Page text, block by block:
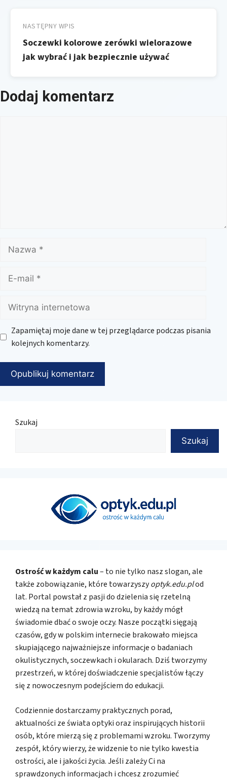
NASTĘPNY WPIS
Soczewki kolorowe zerówki wielorazowe
jak wybrać i jak bezpiecznie używać
Dodaj komentarz
Nazwa
mail
Witryna
internetowa
Zapamiętaj moje dane w tej przeglądarce podczas pisania
kolejnych komentarzy.
Szukaj
Szukaj
Ostrość w każdym calu– to nie tylko nasz slogan, ale
także zobowiązanie, które towarzyszyoptyk.edu.plod
lat. Portal powstał z pasji do dzielenia się rzetelną
wiedzą na temat zdrowia wzroku, by każdy mógł
świadomie dbać o swoje oczy. Nasze początki sięgają
czasów, gdy w polskim internecie brakowało miejsca
skupiającego najważniejsze informacje o badaniach
okulistycznych, soczewkach i okularach. Dziś tworzymy
przestrzeń, w której doświadczenie specjalistów łączy
się z nowoczesnym podejściem do edukacji.
Codziennie dostarczamy praktycznych porad,
aktualności ze świata optyki oraz inspirujących historii
osób, które mierzą się z problemami wzroku. Tworzymy
zespół, który wierzy, że widzenie to nie tylko kwestia
ostrości, ale i jakości życia. Jeśli zależy Ci na
sprawdzonych informacjach i chcesz zrozumieć